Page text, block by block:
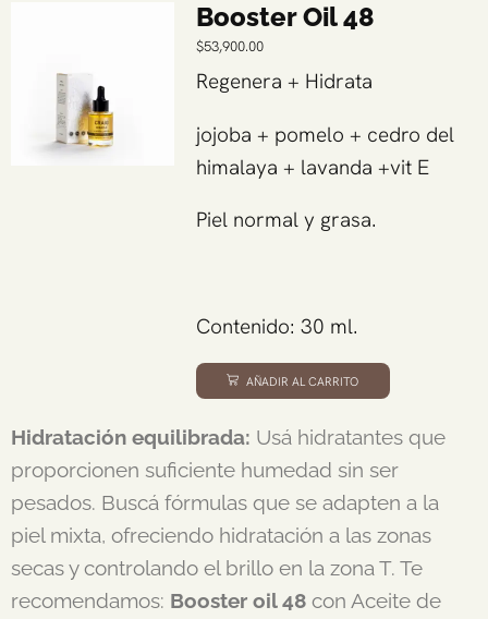
Booster Oil 48
$53,900.00
Regenera + Hidrata
jojoba + pomelo + cedro del
himalaya + lavanda +vit E
Piel normal y grasa.
Contenido: 30 ml.
AÑADIR AL CARRITO
Hidratación equilibrada: Usá hidratantes que
proporcionen suficiente humedad sin ser
pesados. Buscá fórmulas que se adapten a la
piel mixta, ofreciendo hidratación a las zonas
secas y controlando el brillo en la zona T. Te
recomendamos: Booster oil 48 con Aceite de